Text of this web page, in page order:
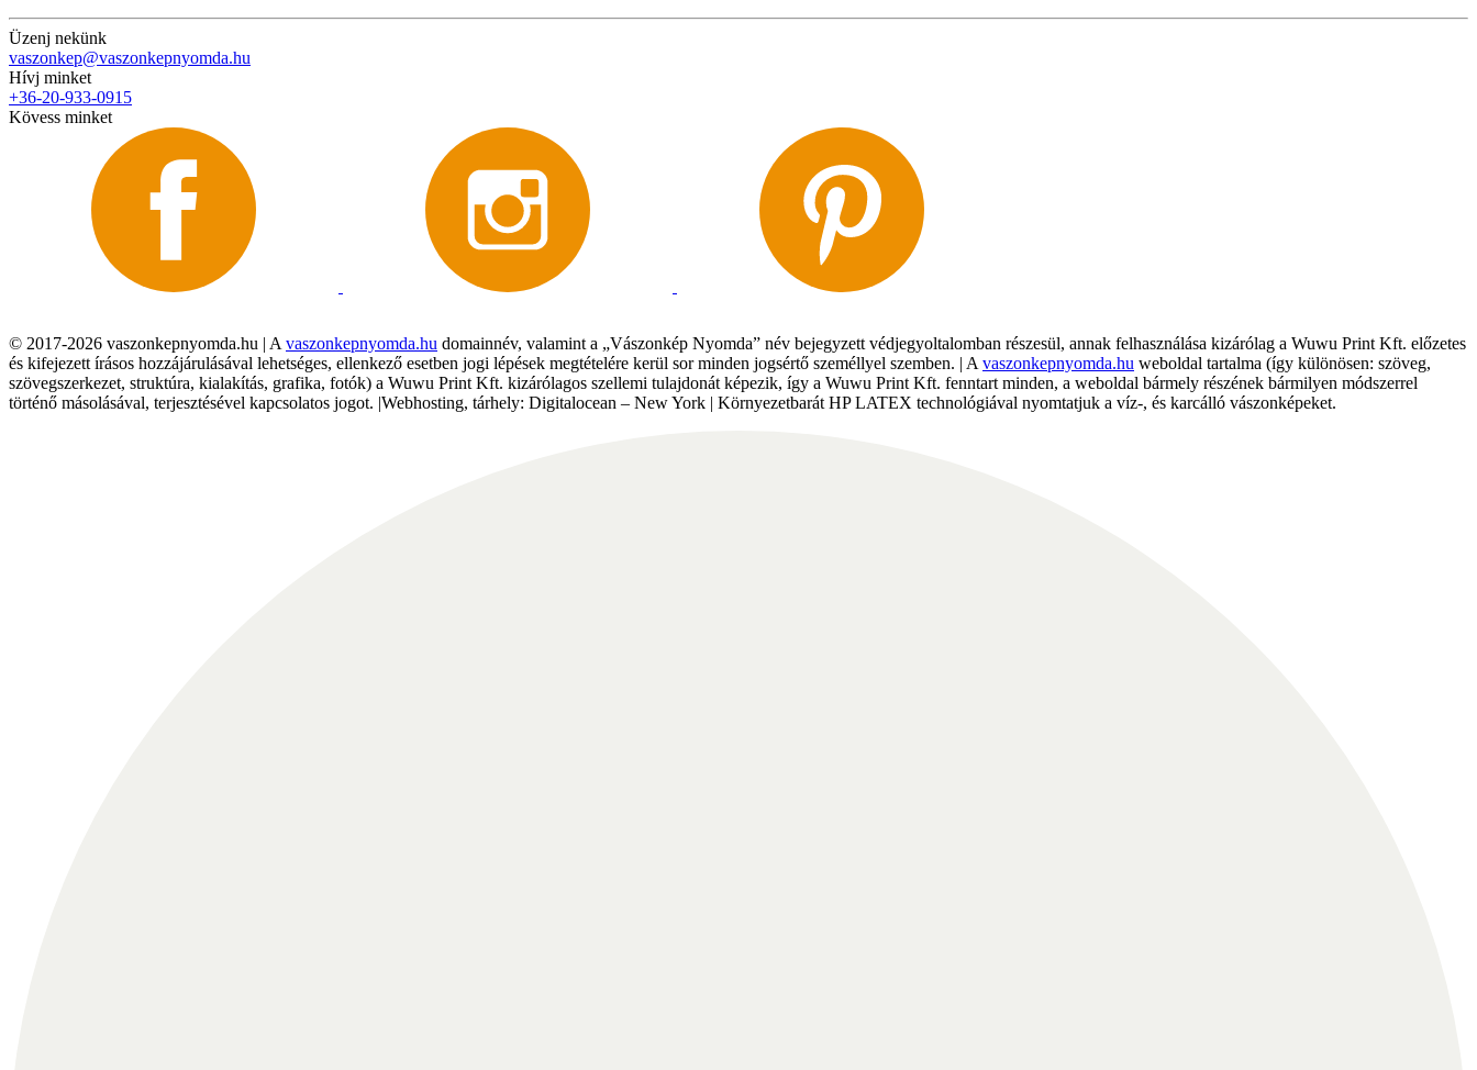
Üzenj nekünk
vaszonkep@vaszonkepnyomda.hu
Hívj minket
+36-20-933-0915
Kövess minket
© 2017-2026 vaszonkepnyomda.hu | A vaszonkepnyomda.hu domainnév, valamint a „Vászonkép Nyomda” név bejegyzett védjegyoltalomban részesül, annak felhasználása kizárólag a Wuwu Print Kft. előzetes
és kifejezett írásos hozzájárulásával lehetséges, ellenkező esetben jogi lépések megtételére kerül sor minden jogsértő személlyel szemben. | A vaszonkepnyomda.hu weboldal tartalma (így különösen: szöveg,
szövegszerkezet, struktúra, kialakítás, grafika, fotók) a Wuwu Print Kft. kizárólagos szellemi tulajdonát képezik, így a Wuwu Print Kft. fenntart minden, a weboldal bármely részének bármilyen módszerrel
történő másolásával, terjesztésével kapcsolatos jogot. |Webhosting, tárhely: Digitalocean – New York | Környezetbarát HP LATEX technológiával nyomtatjuk a víz-, és karcálló vászonképeket.